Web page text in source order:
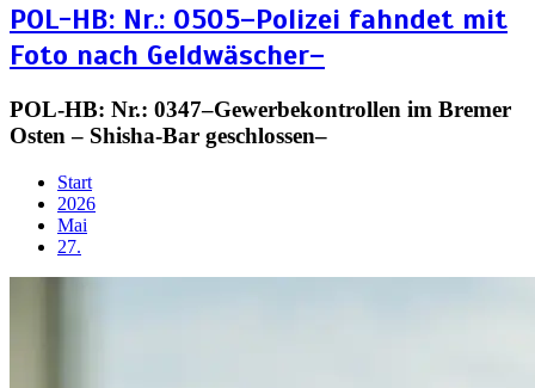
POL-HB: Nr.: 0505–Polizei fahndet mit
Foto nach Geldwäscher–
POL-HB: Nr.: 0347–Gewerbekontrollen im Bremer
Osten – Shisha-Bar geschlossen–
Start
2026
Mai
27.